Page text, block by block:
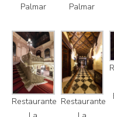
Palmar
Palmar
Restaurante Restaurante